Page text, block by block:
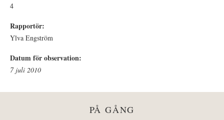
4
Rapportör:
Ylva Engström
Datum för observation:
7 juli 2010
PÅ GÅNG